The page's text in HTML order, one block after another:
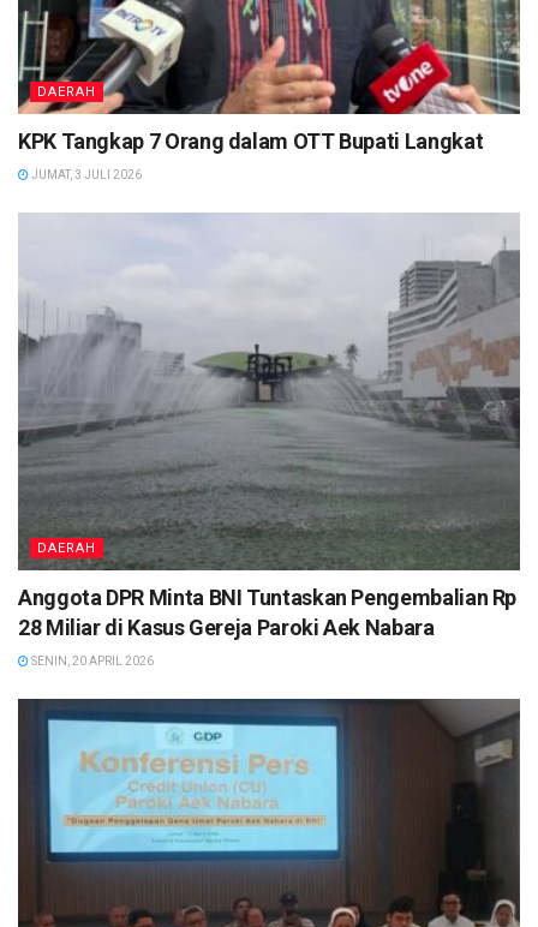
DAERAH
KPK Tangkap 7 Orang dalam OTT Bupati Langkat
JUMAT, 3 JULI 2026
DAERAH
Anggota DPR Minta BNI Tuntaskan Pengembalian Rp
28 Miliar di Kasus Gereja Paroki Aek Nabara
SENIN, 20 APRIL 2026